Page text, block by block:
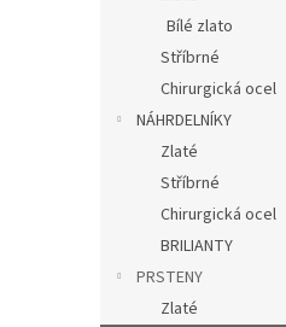
Bílé zlato
Stříbrné
Chirurgická ocel
NÁHRDELNÍKY
Zlaté
Stříbrné
Chirurgická ocel
BRILIANTY
PRSTENY
Zlaté